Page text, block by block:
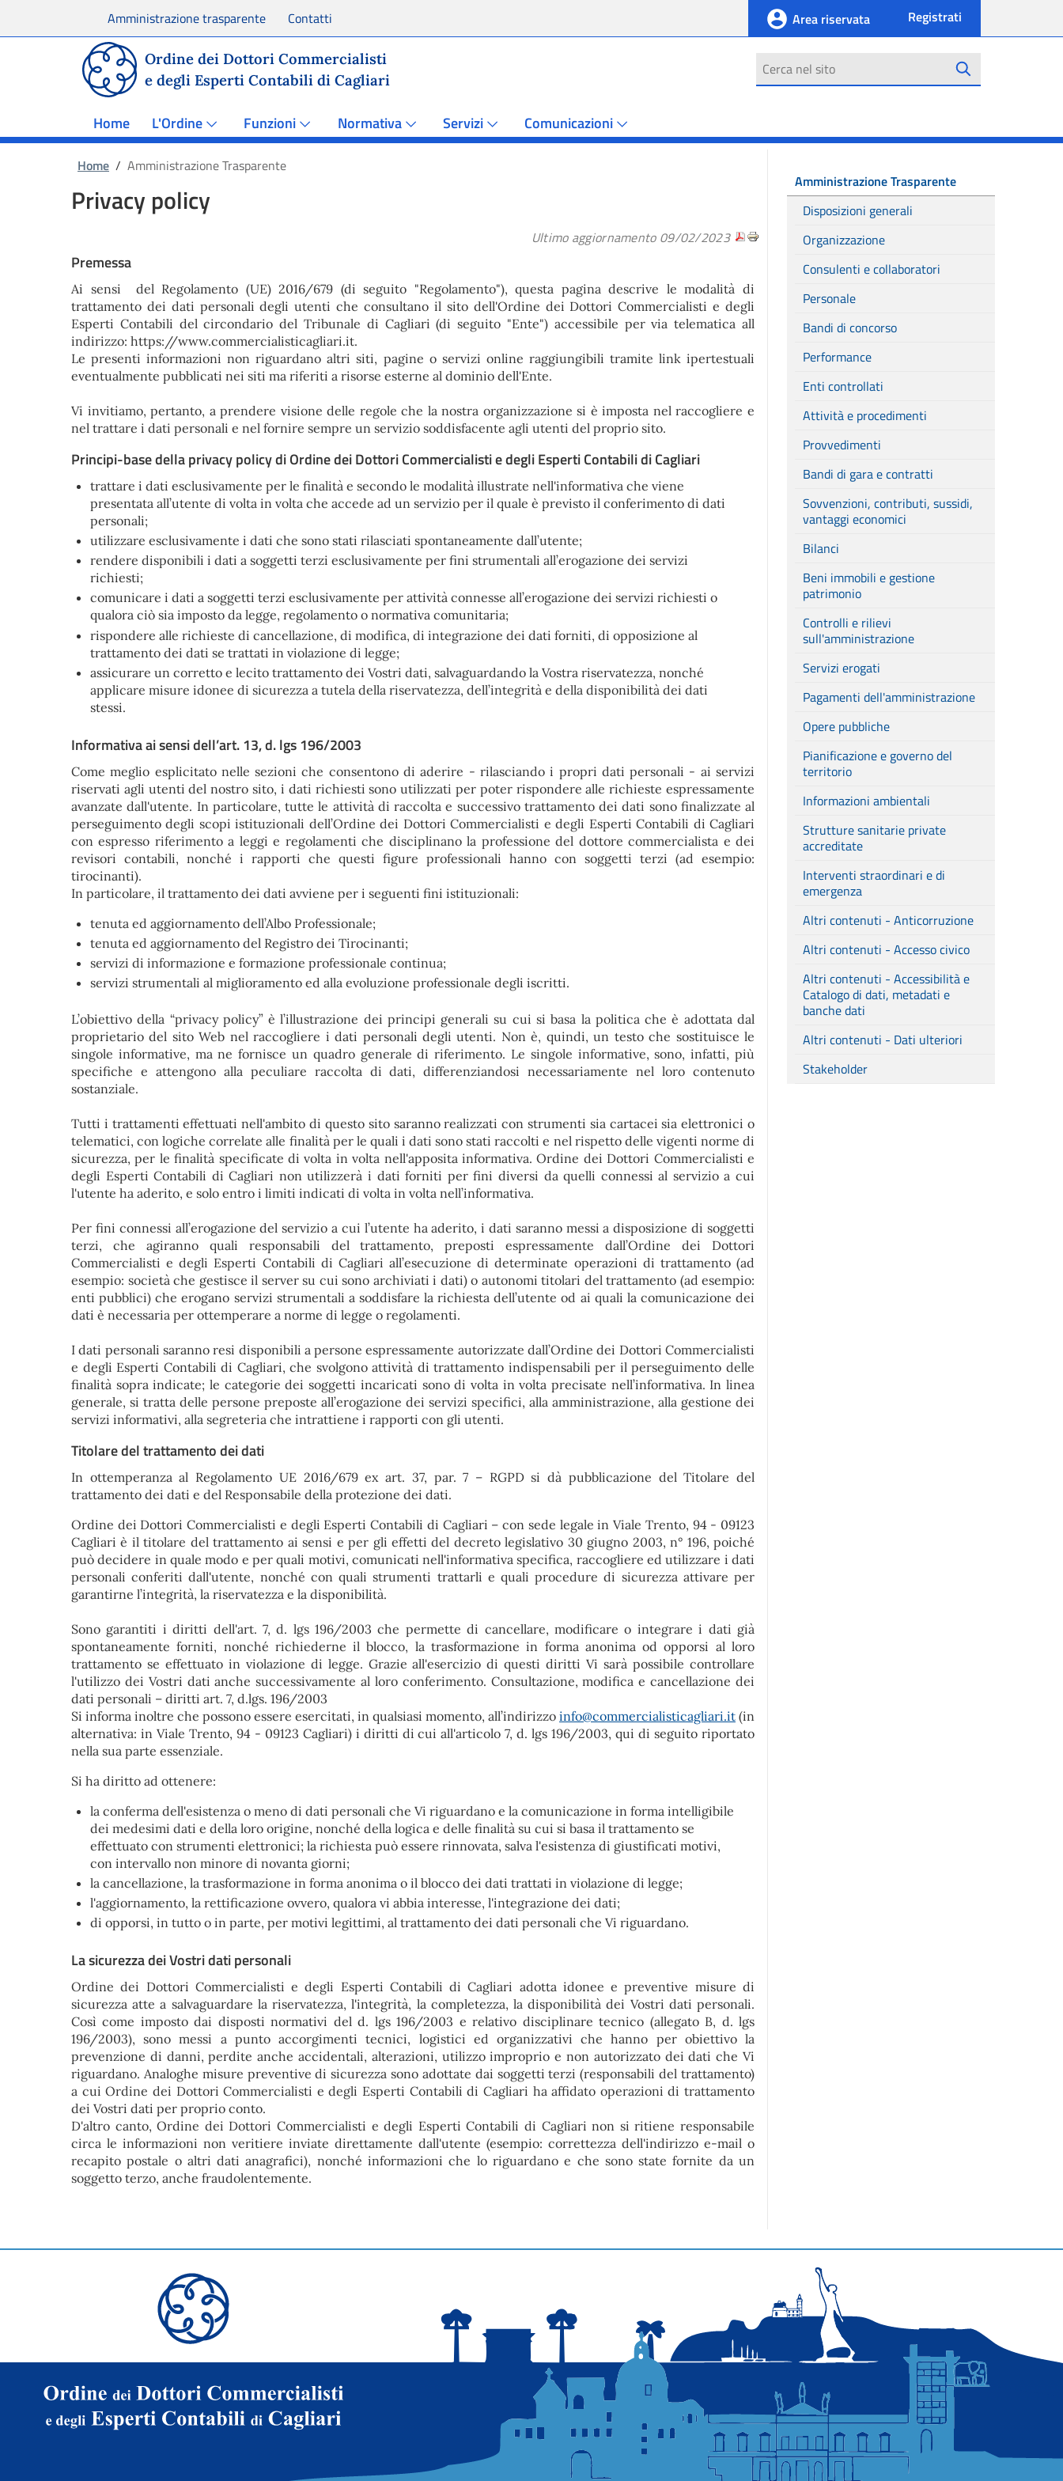
Amministrazione trasparente Contatti Area riservata Registrati
Ordine dei Dottori Commercialisti
e degli Esperti Contabili di Cagliari
Cerca
Home L'Ordine Funzioni Normativa Servizi Comunicazioni
Home / Amministrazione Trasparente
Privacy policy
Ultimo aggiornamento 09/02/2023
Premessa
Ai sensi del Regolamento (UE) 2016/679 (di seguito "Regolamento"), questa pagina descrive le modalità di
trattamento dei dati personali degli utenti che consultano il sito dell'Ordine dei Dottori Commercialisti e degli
Esperti Contabili del circondario del Tribunale di Cagliari (di seguito "Ente") accessibile per via telematica all
indirizzo: https://www.commercialisticagliari.it.
Le presenti informazioni non riguardano altri siti, pagine o servizi online raggiungibili tramite link ipertestuali
eventualmente pubblicati nei siti ma riferiti a risorse esterne al dominio dell'Ente.
Vi invitiamo, pertanto, a prendere visione delle regole che la nostra organizzazione si è imposta nel raccogliere e
nel trattare i dati personali e nel fornire sempre un servizio soddisfacente agli utenti del proprio sito.
Principi-base della privacy policy di Ordine dei Dottori Commercialisti e degli Esperti Contabili di Cagliari
trattare i dati esclusivamente per le finalità e secondo le modalità illustrate nell'informativa che viene
presentata all’utente di volta in volta che accede ad un servizio per il quale è previsto il conferimento di dati
personali;
utilizzare esclusivamente i dati che sono stati rilasciati spontaneamente dall’utente;
rendere disponibili i dati a soggetti terzi esclusivamente per fini strumentali all’erogazione dei servizi
richiesti;
comunicare i dati a soggetti terzi esclusivamente per attività connesse all’erogazione dei servizi richiesti o
qualora ciò sia imposto da legge, regolamento o normativa comunitaria;
rispondere alle richieste di cancellazione, di modifica, di integrazione dei dati forniti, di opposizione al
trattamento dei dati se trattati in violazione di legge;
assicurare un corretto e lecito trattamento dei Vostri dati, salvaguardando la Vostra riservatezza, nonché
applicare misure idonee di sicurezza a tutela della riservatezza, dell’integrità e della disponibilità dei dati
stessi.
Informativa ai sensi dell’art. 13, d. lgs 196/2003
Come meglio esplicitato nelle sezioni che consentono di aderire - rilasciando i propri dati personali - ai servizi
riservati agli utenti del nostro sito, i dati richiesti sono utilizzati per poter rispondere alle richieste espressamente
avanzate dall'utente. In particolare, tutte le attività di raccolta e successivo trattamento dei dati sono finalizzate al
perseguimento degli scopi istituzionali dell’Ordine dei Dottori Commercialisti e degli Esperti Contabili di Cagliari
con espresso riferimento a leggi e regolamenti che disciplinano la professione del dottore commercialista e dei
revisori contabili, nonché i rapporti che questi figure professionali hanno con soggetti terzi (ad esempio:
tirocinanti).
In particolare, il trattamento dei dati avviene per i seguenti fini istituzionali:
tenuta ed aggiornamento dell’Albo Professionale;
tenuta ed aggiornamento del Registro dei Tirocinanti;
servizi di informazione e formazione professionale continua;
servizi strumentali al miglioramento ed alla evoluzione professionale degli iscritti.
L’obiettivo della “privacy policy” è l’illustrazione dei principi generali su cui si basa la politica che è adottata dal
proprietario del sito Web nel raccogliere i dati personali degli utenti. Non è, quindi, un testo che sostituisce le
singole informative, ma ne fornisce un quadro generale di riferimento. Le singole informative, sono, infatti, più
specifiche e attengono alla peculiare raccolta di dati, differenziandosi necessariamente nel loro contenuto
sostanziale.
Tutti i trattamenti effettuati nell'ambito di questo sito saranno realizzati con strumenti sia cartacei sia elettronici o
telematici, con logiche correlate alle finalità per le quali i dati sono stati raccolti e nel rispetto delle vigenti norme di
sicurezza, per le finalità specificate di volta in volta nell'apposita informativa. Ordine dei Dottori Commercialisti e
degli Esperti Contabili di Cagliari non utilizzerà i dati forniti per fini diversi da quelli connessi al servizio a cui
l'utente ha aderito, e solo entro i limiti indicati di volta in volta nell’informativa.
Per fini connessi all’erogazione del servizio a cui l’utente ha aderito, i dati saranno messi a disposizione di soggetti
terzi, che agiranno quali responsabili del trattamento, preposti espressamente dall’Ordine dei Dottori
Commercialisti e degli Esperti Contabili di Cagliari all’esecuzione di determinate operazioni di trattamento (ad
esempio: società che gestisce il server su cui sono archiviati i dati) o autonomi titolari del trattamento (ad esempio:
enti pubblici) che erogano servizi strumentali a soddisfare la richiesta dell’utente od ai quali la comunicazione dei
dati è necessaria per ottemperare a norme di legge o regolamenti.
I dati personali saranno resi disponibili a persone espressamente autorizzate dall’Ordine dei Dottori Commercialisti
e degli Esperti Contabili di Cagliari, che svolgono attività di trattamento indispensabili per il perseguimento delle
finalità sopra indicate; le categorie dei soggetti incaricati sono di volta in volta precisate nell’informativa. In linea
generale, si tratta delle persone preposte all’erogazione dei servizi specifici, alla amministrazione, alla gestione dei
servizi informativi, alla segreteria che intrattiene i rapporti con gli utenti.
Titolare del trattamento dei dati
In ottemperanza al Regolamento UE 2016/679 ex art. 37, par. 7 – RGPD si dà pubblicazione del Titolare del
trattamento dei dati e del Responsabile della protezione dei dati.
Ordine dei Dottori Commercialisti e degli Esperti Contabili di Cagliari – con sede legale in Viale Trento, 94 - 09123
Cagliari è il titolare del trattamento ai sensi e per gli effetti del decreto legislativo 30 giugno 2003, n° 196, poiché
può decidere in quale modo e per quali motivi, comunicati nell'informativa specifica, raccogliere ed utilizzare i dati
personali conferiti dall'utente, nonché con quali strumenti trattarli e quali procedure di sicurezza attivare per
garantirne l’integrità, la riservatezza e la disponibilità.
Sono garantiti i diritti dell'art. 7, d. lgs 196/2003 che permette di cancellare, modificare o integrare i dati già
spontaneamente forniti, nonché richiederne il blocco, la trasformazione in forma anonima od opporsi al loro
trattamento se effettuato in violazione di legge. Grazie all'esercizio di questi diritti Vi sarà possibile controllare
l'utilizzo dei Vostri dati anche successivamente al loro conferimento. Consultazione, modifica e cancellazione dei
dati personali – diritti art. 7, d.lgs. 196/2003
Si informa inoltre che possono essere esercitati, in qualsiasi momento, all’indirizzo info@commercialisticagliari.it (in
alternativa: in Viale Trento, 94 - 09123 Cagliari) i diritti di cui all'articolo 7, d. lgs 196/2003, qui di seguito riportato
nella sua parte essenziale.
Si ha diritto ad ottenere:
la conferma dell'esistenza o meno di dati personali che Vi riguardano e la comunicazione in forma intelligibile
dei medesimi dati e della loro origine, nonché della logica e delle finalità su cui si basa il trattamento se
effettuato con strumenti elettronici; la richiesta può essere rinnovata, salva l'esistenza di giustificati motivi,
con intervallo non minore di novanta giorni;
la cancellazione, la trasformazione in forma anonima o il blocco dei dati trattati in violazione di legge;
l'aggiornamento, la rettificazione ovvero, qualora vi abbia interesse, l'integrazione dei dati;
di opporsi, in tutto o in parte, per motivi legittimi, al trattamento dei dati personali che Vi riguardano.
La sicurezza dei Vostri dati personali
Ordine dei Dottori Commercialisti e degli Esperti Contabili di Cagliari adotta idonee e preventive misure di
sicurezza atte a salvaguardare la riservatezza, l'integrità, la completezza, la disponibilità dei Vostri dati personali.
Così come imposto dai disposti normativi del d. lgs 196/2003 e relativo disciplinare tecnico (allegato B, d. lgs
196/2003), sono messi a punto accorgimenti tecnici, logistici ed organizzativi che hanno per obiettivo la
prevenzione di danni, perdite anche accidentali, alterazioni, utilizzo improprio e non autorizzato dei dati che Vi
riguardano. Analoghe misure preventive di sicurezza sono adottate dai soggetti terzi (responsabili del trattamento)
a cui Ordine dei Dottori Commercialisti e degli Esperti Contabili di Cagliari ha affidato operazioni di trattamento
dei Vostri dati per proprio conto.
D'altro canto, Ordine dei Dottori Commercialisti e degli Esperti Contabili di Cagliari non si ritiene responsabile
circa le informazioni non veritiere inviate direttamente dall'utente (esempio: correttezza dell'indirizzo e-mail o
recapito postale o altri dati anagrafici), nonché informazioni che lo riguardano e che sono state fornite da un
soggetto terzo, anche fraudolentemente.
Amministrazione Trasparente
Disposizioni generali
Organizzazione
Consulenti e collaboratori
Personale
Bandi di concorso
Performance
Enti controllati
Attività e procedimenti
Provvedimenti
Bandi di gara e contratti
Sovvenzioni, contributi, sussidi,
vantaggi economici
Bilanci
Beni immobili e gestione
patrimonio
Controlli e rilievi
sull'amministrazione
Servizi erogati
Pagamenti dell'amministrazione
Opere pubbliche
Pianificazione e governo del
territorio
Informazioni ambientali
Strutture sanitarie private
accreditate
Interventi straordinari e di
emergenza
Altri contenuti - Anticorruzione
Altri contenuti - Accesso civico
Altri contenuti - Accessibilità e
Catalogo di dati, metadati e
banche dati
Altri contenuti - Dati ulteriori
Stakeholder